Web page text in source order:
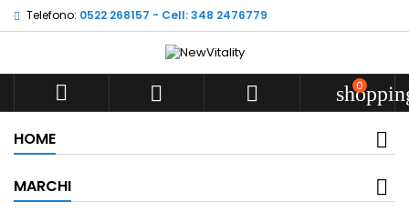
Telefono: 0522 268157 - Cell: 348 2476779
   0
HOME
MARCHI